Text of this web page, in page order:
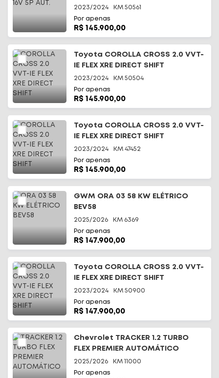
2023/2024 KM 50561
Por apenas
R$ 145.900,00
Toyota COROLLA CROSS 2.0 VVT-
IE FLEX XRE DIRECT SHIFT
2023/2024 KM 50504
Por apenas
R$ 145.900,00
Toyota COROLLA CROSS 2.0 VVT-
IE FLEX XRE DIRECT SHIFT
2023/2024 KM 47452
Por apenas
R$ 145.900,00
GWM ORA 03 58 KW ELÉTRICO
BEV58
2025/2026 KM 6369
Por apenas
R$ 147.900,00
Toyota COROLLA CROSS 2.0 VVT-
IE FLEX XRE DIRECT SHIFT
2023/2024 KM 50900
Por apenas
R$ 147.900,00
Chevrolet TRACKER 1.2 TURBO
FLEX PREMIER AUTOMÁTICO
2025/2026 KM 11000
Por apenas